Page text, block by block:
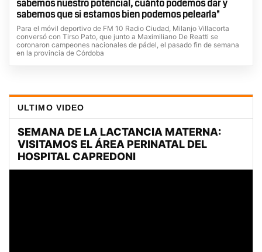
sabemos nuestro potencial, cuánto podemos dar y
sabemos que si estamos bien podemos pelearla"
Para el móvil deportivo de FM 10 Radio Ciudad, Milanjo Villacorta
conversó con Tirso Pato, que junto a Maximiliano De Reatti se
coronaron campeones nacionales de pádel, el pasado fin de semana
en la provincia de Córdoba
ULTIMO VIDEO